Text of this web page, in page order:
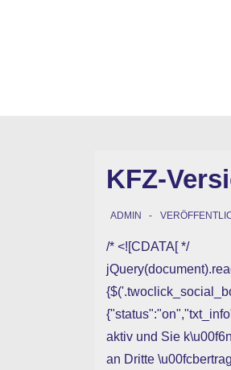
KFZ-
ADMIN
/* <![CDATA[ */
aktiv und Sie
an Dritte